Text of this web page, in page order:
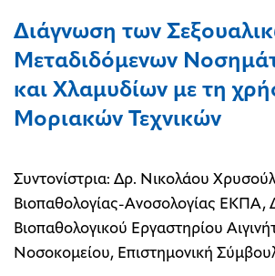
Διάγνωση των
Μεταδιδόμενων
και Χλαμυδίων με τη
Μοριακών Τεχνικών
Συντονίστρια: Δρ. Νικολάου
Βιοπαθολογίας-Ανοσολογίας ΕΚΠΑ,
Βιοπαθολογικού Εργαστηρίου
Νοσοκομείου, Επιστημονική